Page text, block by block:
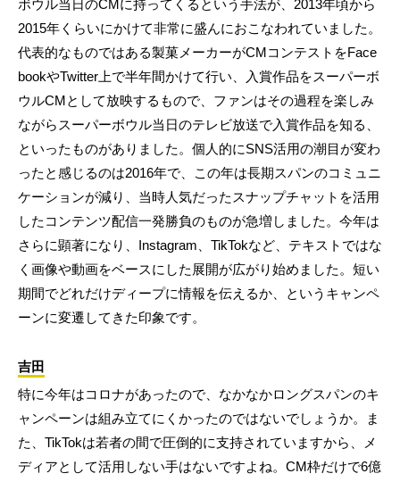
ボウル当日のCMに持ってくるという手法が、2013年頃から
2015年くらいにかけて非常に盛んにおこなわれていました。
代表的なものではある製菓メーカーがCMコンテストをFace
bookやTwitter上で半年間かけて行い、入賞作品をスーパーボ
ウルCMとして放映するもので、ファンはその過程を楽しみ
ながらスーパーボウル当日のテレビ放送で入賞作品を知る、
といったものがありました。個人的にSNS活用の潮目が変わ
ったと感じるのは2016年で、この年は長期スパンのコミュニ
ケーションが減り、当時人気だったスナップチャットを活用
したコンテンツ配信一発勝負のものが急増しました。今年は
さらに顕著になり、Instagram、TikTokなど、テキストではな
く画像や動画をベースにした展開が広がり始めました。短い
期間でどれだけディープに情報を伝えるか、というキャンペ
ーンに変遷してきた印象です。
吉田
特に今年はコロナがあったので、なかなかロングスパンのキ
ャンペーンは組み立てにくかったのではないでしょうか。ま
た、TikTokは若者の間で圧倒的に支持されていますから、メ
ディアとして活用しない手はないですよね。CM枠だけで6億